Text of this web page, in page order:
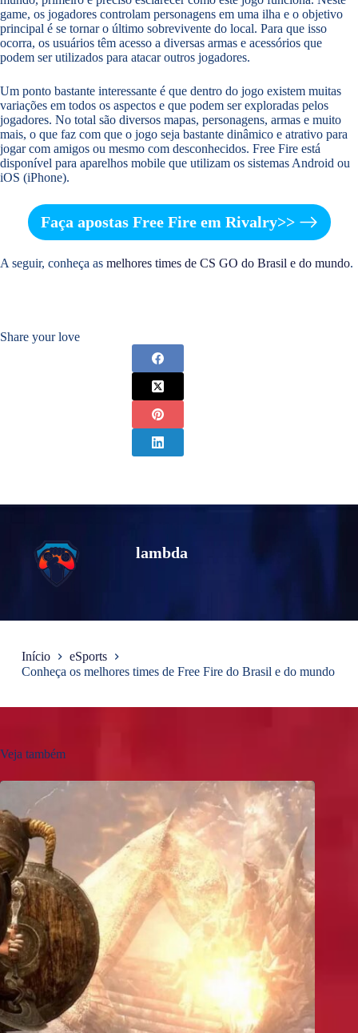
game, os jogadores controlam personagens em uma ilha e o objetivo
principal é se tornar o último sobrevivente do local. Para que isso
ocorra, os usuários têm acesso a diversas armas e acessórios que
podem ser utilizados para atacar outros jogadores.
Um ponto bastante interessante é que dentro do jogo existem muitas
variações em todos os aspectos e que podem ser exploradas pelos
jogadores. No total são diversos mapas, personagens, armas e muito
mais, o que faz com que o jogo seja bastante dinâmico e atrativo para
jogar com amigos ou mesmo com desconhecidos. Free Fire está
disponível para aparelhos mobile que utilizam os sistemas Android ou
iOS (iPhone).
Faça apostas Free Fire em Rivalry>>
A seguir, conheça as melhores times de CS GO do Brasil e do mundo.
Share your love
lambda
Início
eSports
Conheça os melhores times de Free Fire do Brasil e do mundo
Veja também